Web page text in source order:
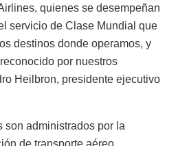
quienes se desempeñan
servicio de Clase Mundial que
destinos donde operamos, y
por nuestros
Heilbron, presidente ejecutivo
son administrados por la